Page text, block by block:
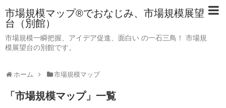
市場規模マップ®でおなじみ、市場規模展望
台（別館）
市場規模一瞬把握、アイデア促進、面白い の一石三鳥！ 市場規
模展望台の別館です。
ホーム 市場規模マップ
「 市場規模マップ」 一覧